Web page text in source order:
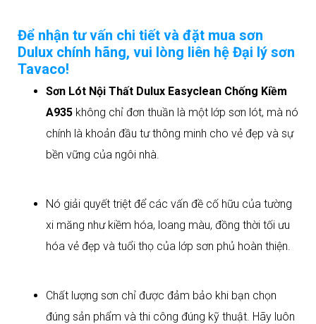
Để nhận tư vấn chi tiết và đặt mua sơn
Dulux chính hãng, vui lòng liên hệ Đại lý sơn
Tavaco!
Sơn Lót Nội Thất Dulux Easyclean Chống Kiềm
A935 không chỉ đơn thuần là một lớp sơn lót, mà nó
chính là khoản đầu tư thông minh cho vẻ đẹp và sự
bền vững của ngôi nhà.
Nó giải quyết triệt để các vấn đề cố hữu của tường
xi măng như kiềm hóa, loang màu, đồng thời tối ưu
hóa vẻ đẹp và tuổi thọ của lớp sơn phủ hoàn thiện.
Chất lượng sơn chỉ được đảm bảo khi bạn chọn
đúng sản phẩm và thi công đúng kỹ thuật. Hãy luôn